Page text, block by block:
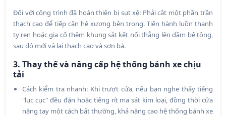
Đối với công trình đã hoàn thiện bị sụt xệ: Phải cắt một phần trần
thạch cao để tiếp cận hệ xương bên trong. Tiến hành luồn thanh
ty ren hoặc gia cố thêm khung sắt kết nối thẳng lên dầm bê tông,
sau đó mới vá lại thạch cao và sơn bả.
3. Thay thế và nâng cấp hệ thống bánh xe chịu
tải
Cách kiểm tra nhanh: Khi trượt cửa, nếu bạn nghe thấy tiếng
"lục cục" đều đặn hoặc tiếng rít ma sát kim loại, đồng thời cửa
nặng tay một cách bất thường, khả năng cao hệ thống bánh xe